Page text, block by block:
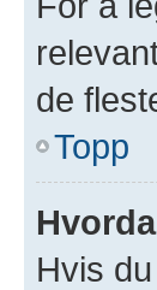
de
Topp
Hvis